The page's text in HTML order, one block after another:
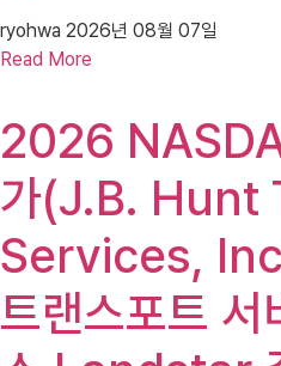
ryohwa 2026년 08월 07일
Read More
2026
가(J.B.
Services,
트랜스포트